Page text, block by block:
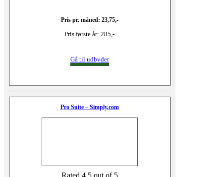
Pris pr. måned: 23,75,-
Pris første år: 285,-
Gå til udbyder
Pro Suite – Simply.com
Rated 4,5 out of 5